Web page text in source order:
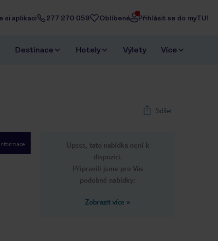
si aplikaci 277 270 059 Oblíbené Přihlásit se do myTUI
Destinace Hotely Výlety Více
Sdílet
Upsss, tato nabídka není k
dispozici.
Připravili jsme pro Vás
podobné nabídky:
Zobrazit více »